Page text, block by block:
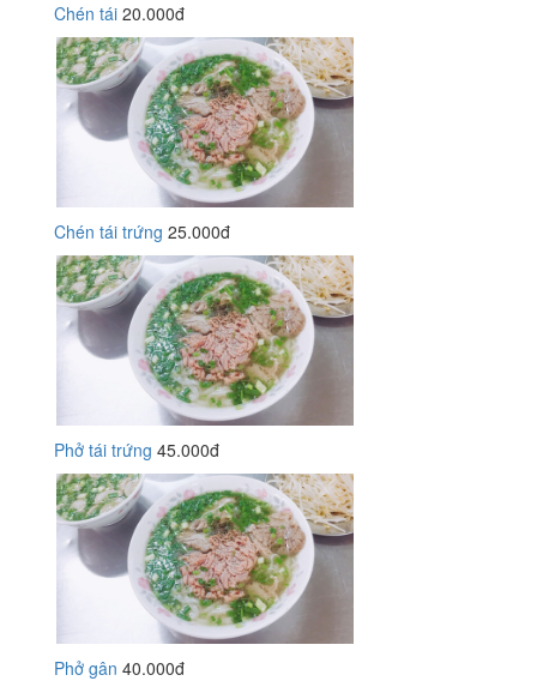
Chén tái 20.000đ
Chén tái trứng 25.000đ
Phở tái trứng 45.000đ
Phở gân 40.000đ